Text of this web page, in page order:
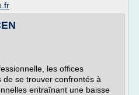
les offices
de se trouver confrontés à
entraînant une baisse